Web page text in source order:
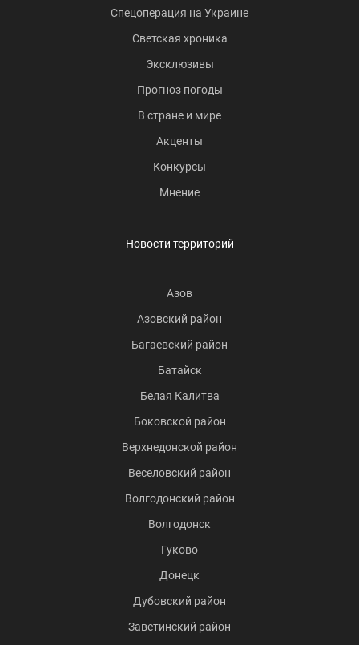
Спецоперация на Украине
Светская хроника
Эксклюзивы
Прогноз погоды
В стране и мире
Акценты
Конкурсы
Мнение
Новости территорий
Азов
Азовский район
Багаевский район
Батайск
Белая Калитва
Боковской район
Верхнедонской район
Веселовский район
Волгодонский район
Волгодонск
Гуково
Донецк
Дубовский район
Заветинский район